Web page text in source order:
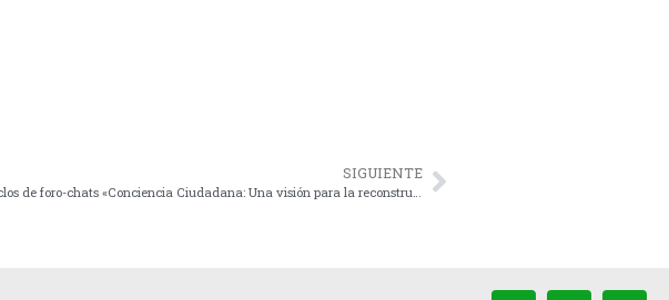
SIGUIENTE